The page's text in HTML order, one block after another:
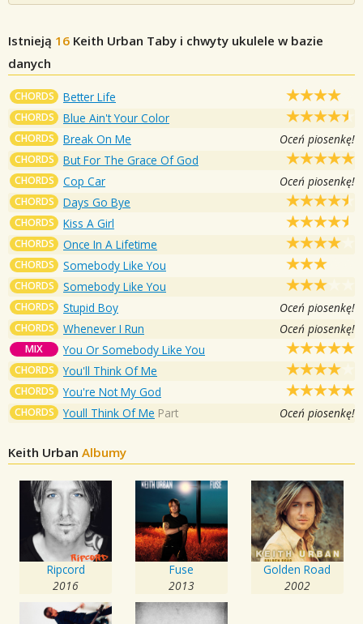
Istnieją 16 Keith Urban Taby i chwyty ukulele w bazie
danych
CHORDS Better Life
CHORDS Blue Ain't Your Color
CHORDS Break On Me Oceń piosenkę!
CHORDS But For The Grace Of God
CHORDS Cop Car Oceń piosenkę!
CHORDS Days Go Bye
CHORDS Kiss A Girl
CHORDS Once In A Lifetime
CHORDS Somebody Like You
CHORDS Somebody Like You
CHORDS Stupid Boy Oceń piosenkę!
CHORDS Whenever I Run Oceń piosenkę!
MIX You Or Somebody Like You
CHORDS You'll Think Of Me
CHORDS You're Not My God
CHORDS Youll Think Of Me Part Oceń piosenkę!
Keith Urban Albumy
Ripcord
2016
Fuse
2013
Golden Road
2002